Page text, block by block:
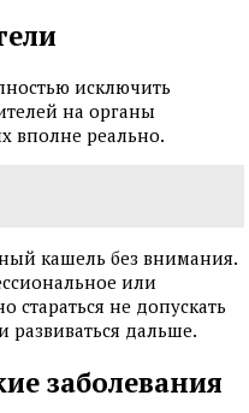
исключить
на органы
вполне реально.
кашель без внимания.
или
стараться не допускать
развиваться дальше.
заболевания